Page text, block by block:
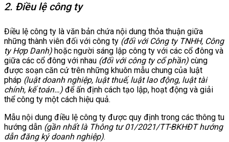
2. Điều lệ công ty
Điều lệ công ty là văn bản chứa nội dung thỏa thuận giữa
những thành viên đối với công ty (đối với Công ty TNHH, Công
ty Hợp Danh) hoặc người sáng lập công ty với các cổ đông và
giữa các cổ đông với nhau (đối với công ty cổ phần) cùng
được soạn căn cứ trên những khuôn mẫu chung của luật
pháp (luật doanh nghiệp, luật thuế, luật lao động, luật tài
chính, kế toán…) để ấn định cách tạo lập, hoạt động và giải
thể công ty một cách hiệu quả.
Mẫu nội dung điều lệ công ty được quy định trong các thông tu
hướng dẫn (gần nhất là Thông tư 01/2021/TT-BKHĐT hướng
dẫn đăng ký doanh nghiệp).